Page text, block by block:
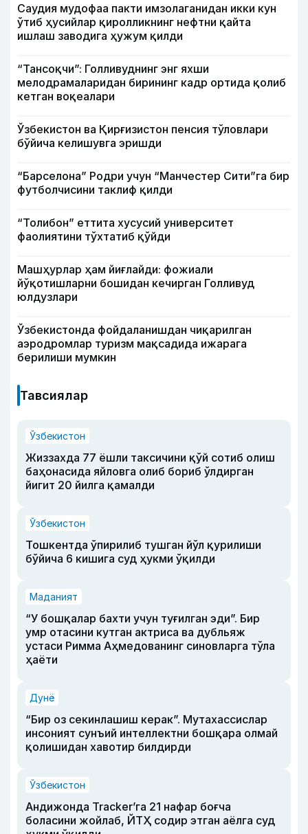
Саудия мудофаа пакти имзолаганидан икки кун
ўтиб ҳусийлар қиролликнинг нефтни қайта
ишлаш заводига ҳужум қилди
“Тансоқчи”: Голливуднинг энг яхши
мелодрамаларидан бирининг кадр ортида қолиб
кетган воқеалари
Ўзбекистон ва Қирғизистон пенсия тўловлари
бўйича келишувга эришди
“Барселона” Родри учун “Манчестер Сити”га бир
футболчисини таклиф қилди
“Толибон” еттита хусусий университет
фаолиятини тўхтатиб қўйди
Машҳурлар ҳам йиғлайди: фожиали
йўқотишларни бошидан кечирган Голливуд
юлдузлари
Ўзбекистонда фойдаланишдан чиқарилган
аэродромлар туризм мақсадида ижарага
берилиши мумкин
Тавсиялар
Ўзбекистон
Жиззахда 77 ёшли таксичини қўй сотиб олиш
баҳонасида яйловга олиб бориб ўлдирган
йигит 20 йилга қамалди
Ўзбекистон
Тошкентда ўпирилиб тушган йўл қурилиши
бўйича 6 кишига суд ҳукми ўқилди
Маданият
“У бошқалар бахти учун туғилган эди”. Бир
умр отасини кутган актриса ва дубльяж
устаси Римма Аҳмедованинг синовларга тўла
ҳаёти
Дунё
“Бир оз секинлашиш керак”. Мутахассислар
инсоният сунъий интеллектни бошқара олмай
қолишидан хавотир билдирди
Ўзбекистон
Андижонда Tracker’га 21 нафар боғча
боласини жойлаб, ЙТҲ содир этган аёлга суд